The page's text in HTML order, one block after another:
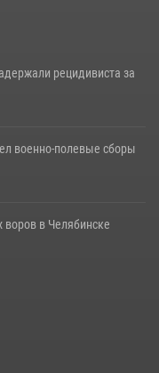
рецидивиста за
военно-полевые сборы
в Челябинске